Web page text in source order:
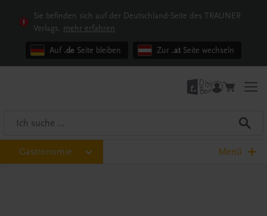
Sie befinden sich auf der Deutschland-Seite des TRAUNER
Verlags. mehr erfahren
Auf .de Seite bleiben Zur .at Seite wechseln
Gastronomie Menü